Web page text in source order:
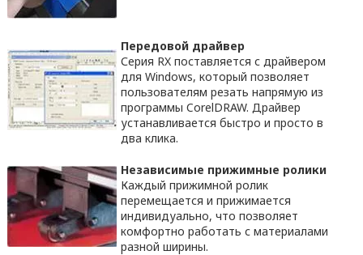
Передовой драйвер
Серия RX поставляется с драйвером
для Windows, который позволяет
пользователям резать напрямую из
программы CorelDRAW. Драйвер
устанавливается быстро и просто в
два клика.
Независимые прижимные ролики
Каждый прижимной ролик
перемещается и прижимается
индивидуально, что позволяет
комфортно работать с материалами
разной ширины.